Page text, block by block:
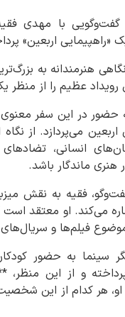
گفت‌وگویی با مهدی
«راهپیمایی اربعین»
هنرمندانه به
رویداد عظیم را از
حضور در این سفر معنوی
اربعین می‌پردازد. از
انسانی،
هنری ماندگار باشد.
فقیه به نقش
می‌کند. او معتقد است
فیلم‌ها و سریال‌های
سینما به حضور
و از این منظر،
هر کدام از این